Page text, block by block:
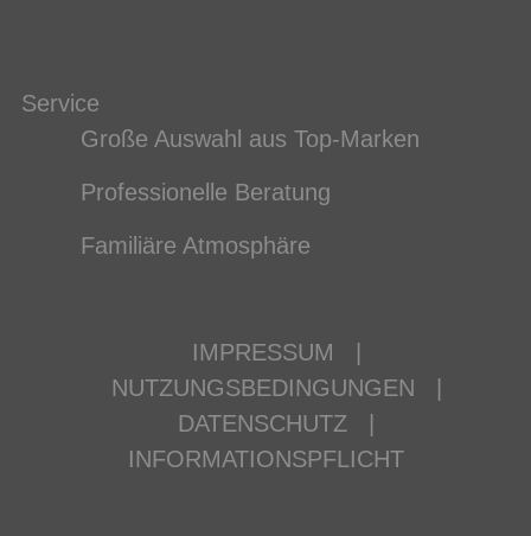
Service
Große Auswahl aus Top-Marken
Professionelle Beratung
Familiäre Atmosphäre
IMPRESSUM
NUTZUNGSBEDINGUNGEN
DATENSCHUTZ
INFORMATIONSPFLICHT